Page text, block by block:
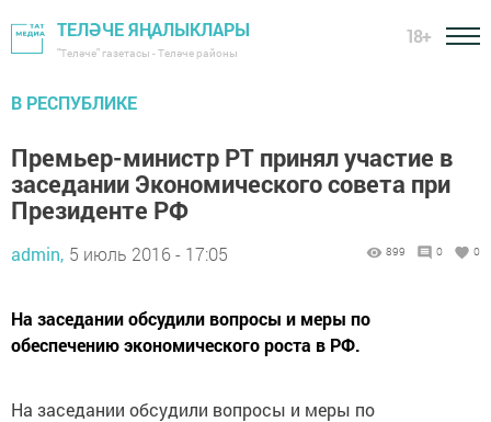
ТЕЛӘЧЕ ЯҢАЛЫКЛАРЫ
"Теләче" газетасы - Теләче районы
18+
В РЕСПУБЛИКЕ
Премьер-министр РТ принял участие в
заседании Экономического совета при
Президенте РФ
admin, 5 июль 2016 - 17:05 899 0 0
На заседании обсудили вопросы и меры по
обеспечению экономического роста в РФ.
На заседании обсудили вопросы и меры по